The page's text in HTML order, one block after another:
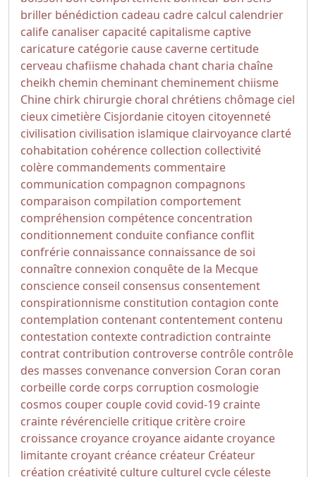
briller bénédiction cadeau cadre calcul calendrier
calife canaliser capacité capitalisme captive
caricature catégorie cause caverne certitude
cerveau chafiisme chahada chant charia chaîne
cheikh chemin cheminant cheminement chiisme
Chine chirk chirurgie choral chrétiens chômage ciel
cieux cimetière Cisjordanie citoyen citoyenneté
civilisation civilisation islamique clairvoyance clarté
cohabitation cohérence collection collectivité
colère commandements commentaire
communication compagnon compagnons
comparaison compilation comportement
compréhension compétence concentration
conditionnement conduite confiance conflit
confrérie connaissance connaissance de soi
connaître connexion conquête de la Mecque
conscience conseil consensus consentement
conspirationnisme constitution contagion conte
contemplation contenant contentement contenu
contestation contexte contradiction contrainte
contrat contribution controverse contrôle contrôle
des masses convenance conversion Coran coran
corbeille corde corps corruption cosmologie
cosmos couper couple covid covid-19 crainte
crainte révérencielle critique critère croire
croissance croyance croyance aidante croyance
limitante croyant créance créateur Créateur
création créativité culture culturel cycle céleste